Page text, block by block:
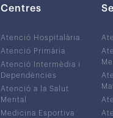
Centres
Atenció Hospitalària
Atenció Primària
Atenció Intermèdia i
Dependències
Atenció a la Salut
Mental
Medicina Esportiva